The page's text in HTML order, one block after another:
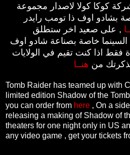
كوكا كولا لاصدار مجموعة
بشادو اوف ذا تومب رايدر
, على صعيد اخر ستطلق
السينما خاصة بصناعة شادو اوف
فقط اذا كنت تقيم في الولايات
من هنــا
Tomb Raider has teamed up with
limited edition Shadow of the
you can order from here , On a
releasing a making of Shadow of
theaters for one night only in US
any video game , get your tickets